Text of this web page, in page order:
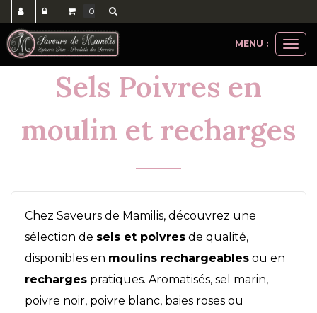
le
MENU :
Sels Poivres en
moulin et recharges
Chez Saveurs de Mamilis, découvrez une
sélection de sels et poivres de qualité,
disponibles en moulins rechargeables ou en
recharges pratiques. Aromatisés, sel marin,
poivre noir, poivre blanc, baies roses ou
0